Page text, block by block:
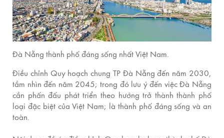
Đà Nẵng thành phố đáng sống nhất Việt Nam.
Điều chỉnh Quy hoạch chung TP Đà Nẵng đến năm 2030,
tầm nhìn đến năm 2045; trong đó lưu ý đến việc Đà Nẵng
cần phấn đấu phát triển theo hướng trở thành thành phố
loại đặc biệt của Việt Nam; là thành phố đáng sống và an
toàn.